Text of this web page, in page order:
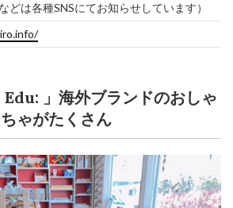
どは各種SNSにてお知らせしています）
Edu: 」海外ブランドのおしゃ
ゃがたくさん